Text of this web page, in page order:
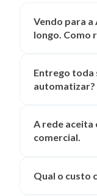
Vendo para a
longo. Como
Entrego toda
automatizar?
A rede aceita
comercial.
Qual o custo